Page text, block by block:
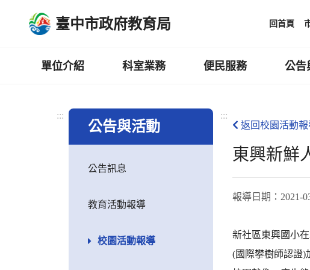
臺中市政府教育局 回首頁
單位介紹 科室業務 便民服務 公告
:::
公告與活動
公告訊息
教育活動報導
校園活動報導
:::
返回校園活動報
東興新鮮
報導日期： 2021-
新社區東興國小
(國際攀樹師認證)